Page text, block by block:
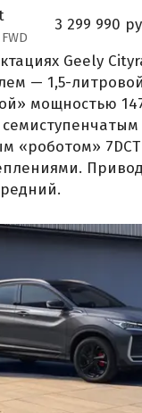
3 299 990
Geely
— 1,5-
мощностью
«роботом»